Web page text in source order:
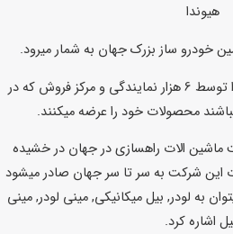
هیوندا
خودرو ساز بزرک جهان به شمار میرود.
شرکت هیوندا محصولات خود را توسط 6 هزار نمایندگی و مرکز فروش که در
الات راهسازی در جهان در خشیده
این شرکت به سر تا سر جهان صادر میشود
به لودر, بیل میکانیکی, مینی لودر, مینی
اشاره کرد.